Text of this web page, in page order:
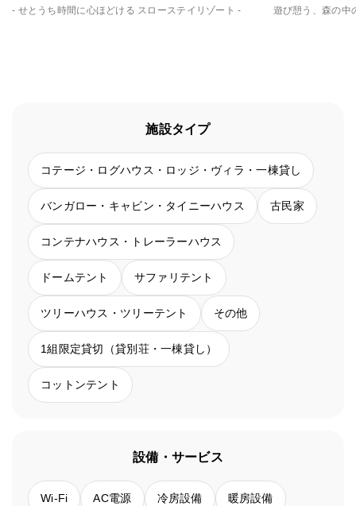
- せとうち時間に心ほどける スローステイリゾート -
施設タイプ
コテージ・ログハウス・ロッジ・ヴィラ・一棟貸し
バンガロー・キャビン・タイニーハウス 古民家
コンテナハウス・トレーラーハウス
ドームテント サファリテント
ツリーハウス・ツリーテント その他
1組限定貸切（貸別荘・一棟貸し）
コットンテント
設備・サービス
Wi-Fi AC電源 冷房設備 暖房設備